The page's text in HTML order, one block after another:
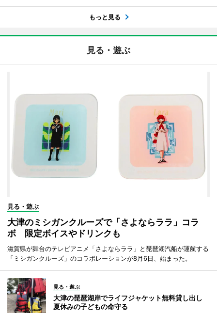
もっと見る
見る・遊ぶ
見る・遊ぶ
大津のミシガンクルーズで「さよならララ」コラ
ボ 限定ボイスやドリンクも
滋賀県が舞台のテレビアニメ「さよならララ」と琵琶湖汽船が運航する
「ミシガンクルーズ」のコラボレーションが8月6日、始まった。
見る・遊ぶ
大津の琵琶湖岸でライフジャケット無料貸し出し
夏休みの子どもの命守る